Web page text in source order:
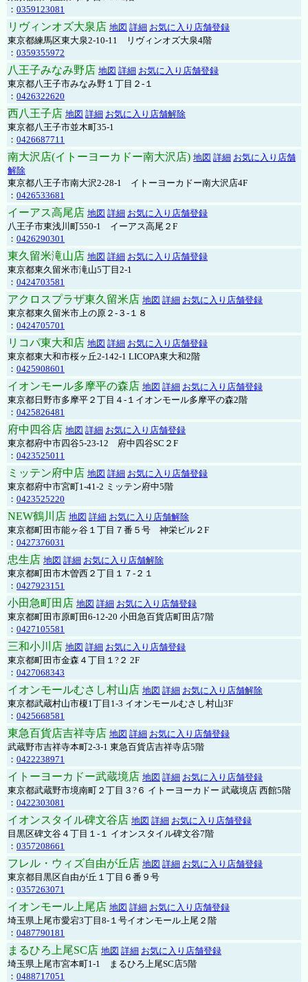
： 0359123081
リヴィンオズ大泉店 地図 詳細 お気に入り店舗登録
東京都練馬区東大泉2-10-11 リヴィンオズ大泉4階
： 0359355972
八王子みなみ野店 地図 詳細 お気に入り店舗登録
東京都八王子市みなみ野１丁目２-１
： 0426322620
西八王子店 地図 詳細 お気に入り店舗解除
東京都八王子市並木町35-1
： 0426687711
南大沢店(イトーヨーカドー南大沢店) 地図 詳細 お気に入り店舗
解除
東京都八王子市南大沢2-28-1 イトーヨーカドー南大沢店4F
： 0426533681
イーアス高尾店 地図 詳細 お気に入り店舗登録
八王子市東浅川町550-1 イーアス高尾２F
： 0426290301
東久留米滝山店 地図 詳細 お気に入り店舗登録
東京都東久留米市滝山5丁目2-1
： 0424703581
アクロスプラザ東久留米店 地図 詳細 お気に入り店舗登録
東京都東久留米市上の原２-３-１８
： 0424705701
リコパ東大和店 地図 詳細 お気に入り店舗登録
東京都東大和市桜ヶ丘2-142-1 LICOPA東大和2階
： 0425908601
イオンモール多摩平の森店 地図 詳細 お気に入り店舗登録
東京都日野市多摩平２丁目４-１イオンモール多摩平の森2階
： 0425826481
府中四谷店 地図 詳細 お気に入り店舗登録
東京都府中市四谷5-23-12 府中四谷SC２F
： 0423525011
ミッテン府中店 地図 詳細 お気に入り店舗登録
東京都府中市宮町1-41-2 ミッテン府中5階
： 0423525220
NEW鶴川店 地図 詳細 お気に入り店舗解除
東京都町田市能ヶ谷１丁目７番５号 神栄ビル２F
： 0427376031
忠生店 地図 詳細 お気に入り店舗解除
東京都町田市木曽西２丁目１７-２１
： 0427923151
小田急町田店 地図 詳細 お気に入り店舗登録
東京都町田市原町田6-12-20 小田急百貨店町田店7階
： 0427105581
三和小川店 地図 詳細 お気に入り店舗登録
東京都町田市金森４丁目１?２ 2F
： 0427068343
イオンモールむさし村山店 地図 詳細 お気に入り店舗解除
東京都武蔵村山市榎1丁目1-3 イオンモールむさし村山3F
： 0425668581
東急百貨店吉祥寺店 地図 詳細 お気に入り店舗登録
武蔵野市吉祥寺本町2-3-1 東急百貨店吉祥寺店5階
： 0422238971
イトーヨーカドー武蔵境店 地図 詳細 お気に入り店舗登録
東京都武蔵野市境南町２丁目３?６ イトーヨーカドー 武蔵境店 西館5階
： 0422303081
イオンスタイル碑文谷店 地図 詳細 お気に入り店舗登録
目黒区碑文谷４丁目１-１ イオンスタイル碑文谷7階
： 0357208661
フレル・ウィズ自由が丘店 地図 詳細 お気に入り店舗登録
東京都目黒区自由が丘１丁目６番９号
： 0357263071
イオンモール上尾店 地図 詳細 お気に入り店舗登録
埼玉県上尾市愛宕3丁目8-１号イオンモール上尾２階
： 0487790181
まるひろ上尾SC店 地図 詳細 お気に入り店舗登録
埼玉県上尾市宮本町1-1 まるひろ上尾SC店5階
： 0488717051